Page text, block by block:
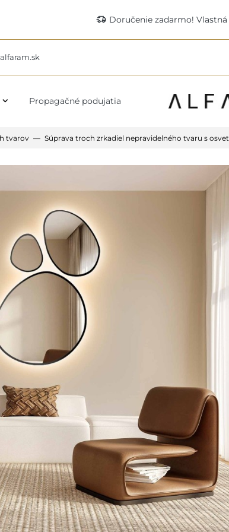
delivery_truck_speed Doručenie zadarmo!
expand_more Propagačné podujatia
tvarov Súprava troch zrkadiel nepravidelného tvaru s